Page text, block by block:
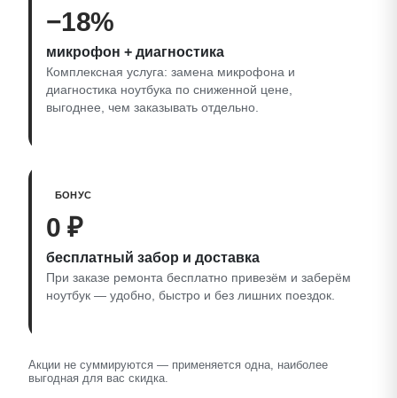
−18%
микрофон + диагностика
Комплексная услуга: замена микрофона и
диагностика ноутбука по сниженной цене,
выгоднее, чем заказывать отдельно.
БОНУС
0 ₽
бесплатный забор и доставка
При заказе ремонта бесплатно привезём и заберём
ноутбук — удобно, быстро и без лишних поездок.
Акции не суммируются — применяется одна, наиболее
выгодная для вас скидка.